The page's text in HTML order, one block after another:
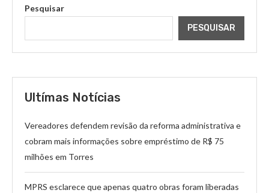
Pesquisar
PESQUISAR
Ultímas Notícias
Vereadores defendem revisão da reforma administrativa e
cobram mais informações sobre empréstimo de R$ 75
milhões em Torres
MPRS esclarece que apenas quatro obras foram liberadas